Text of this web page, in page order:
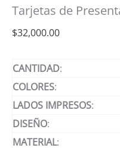
Tarjetas de
$32,000.00
CANTIDAD:
COLORES:
LADOS IMPRESOS:
DISEÑO:
MATERIAL: